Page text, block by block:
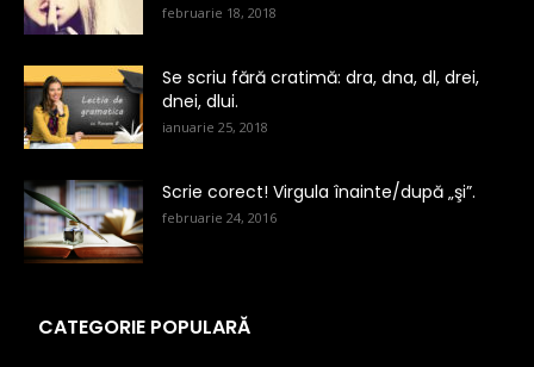
februarie 18, 2018
Se scriu fără cratimă: dra, dna, dl, drei,
dnei, dlui.
ianuarie 25, 2018
Scrie corect! Virgula înainte/după „şi”.
februarie 24, 2016
CATEGORIE POPULARĂ